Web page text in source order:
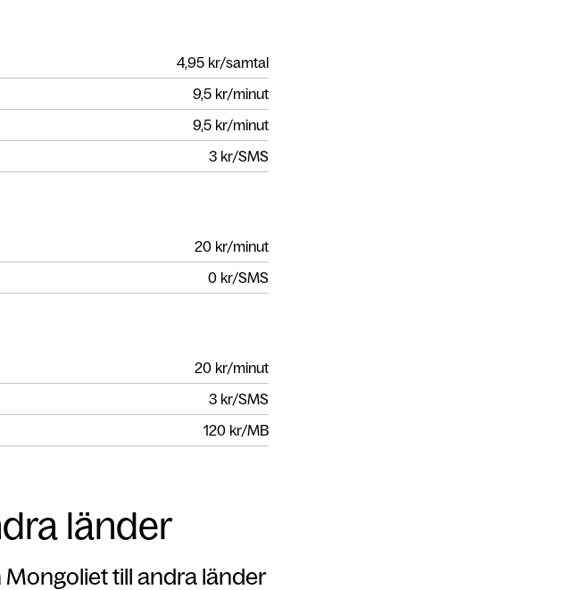
4,95 kr/samtal
9,5 kr/minut
9,5 kr/minut
3 kr/SMS
20 kr/minut
0 kr/SMS
20 kr/minut
3 kr/SMS
120 kr/MB
länder
till andra länder